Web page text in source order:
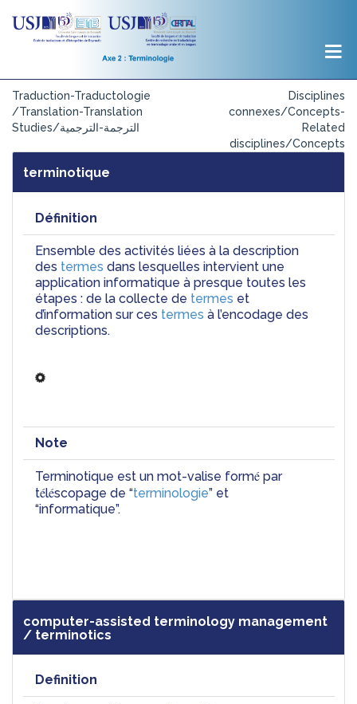
Traduction-Traductologie
/Translation-Translation
Studies/الترجمة-الترجمية
Disciplines
connexes/Concepts-
Related
disciplines/Concepts
terminotique
Définition
Ensemble des activités liées à la description
des termes dans lesquelles intervient une
application informatique à presque toutes les
étapes : de la collecte de termes et
d’information sur ces termes à l’encodage des
descriptions.
Note
Terminotique est un mot-valise formé par
téléscopage de “terminologie” et
“informatique”.
computer-assisted terminology management
/ terminotics
Definition